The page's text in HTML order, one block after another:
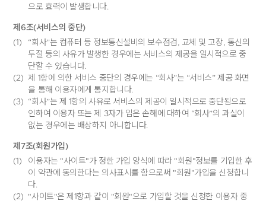
으로 효력이 발생합니다.
제6조(서비스의 중단)
(1)
“회사”는 컴퓨터 등 정보통신설비의 보수점검, 교체 및 고장, 통신의
두절 등의 사유가 발생한 경우에는 서비스의 제공을 일시적으로 중
단할 수 있습니다.
(2)
제 1항에 의한 서비스 중단의 경우에는 “회사”는 “서비스” 제공 화면
을 통해 이용자에게 통지합니다.
(3)
“회사”는 제 1항의 사유로 서비스의 제공이 일시적으로 중단됨으로
인하여 이용자 또는 제 3자가 입은 손해에 대하여 “회사”의 과실이
없는 경우에는 배상하지 아니합니다.
제7조(회원가입)
(1)
이용자는 "사이트"가 정한 가입 양식에 따라 "회원"정보를 기입한 후
이 약관에 동의한다는 의사표시를 함으로써 "회원"가입을 신청합니
다.
(2)
"사이트"은 제1항과 같이 "회원"으로 가입할 것을 신청한 이용자 중